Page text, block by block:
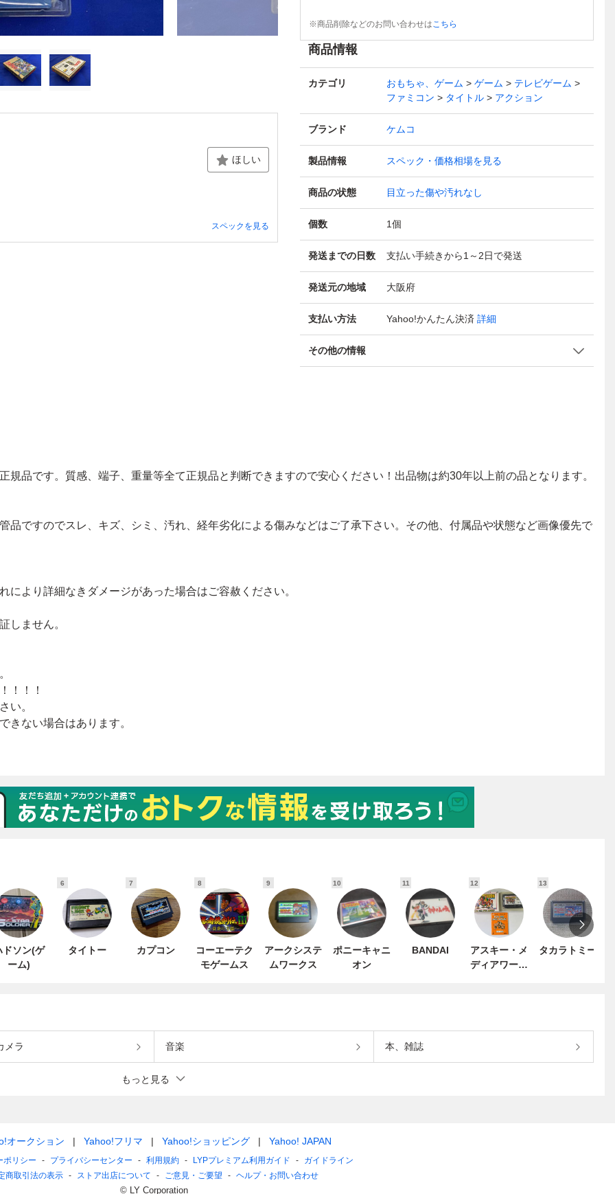
ほしい
スペックを見る
※商品削除などのお問い合わせはこちら
商品情報
カテゴリ おもちゃ、ゲーム ゲーム
テレビゲーム
ファミコン
タイトル アクション
ブランド ケムコ
製品情報 スペック・価格相場を見る
商品の状態 目立った傷や汚れなし
個数 1個
発送までの日数 支払い手続きから1～2日で発送
発送元の地域 大阪府
支払い方法 Yahoo!かんたん決済 詳細
その他の情報
ドソン(ゲ
ーム)
6
タイトー
7
カプコン
8
コーエーテク
モゲームス
9
アークシステ
ムワークス
10
ポニーキャニ
オン
11
BANDAI
12
アスキー・メ
ディアワーク
13
タカラトミー
メラ 音楽 本、雑誌
もっと見る
オークション Yahoo!フリマ Yahoo!ショッピング Yahoo! JAPAN
ポリシー プライバシーセンター 利用規約 LYPプレミアム利用ガイド
ガイドライン
商取引法の表示
ストア出店について ご意見・ご要望 ヘルプ・お問い合わせ
© LY Corporation